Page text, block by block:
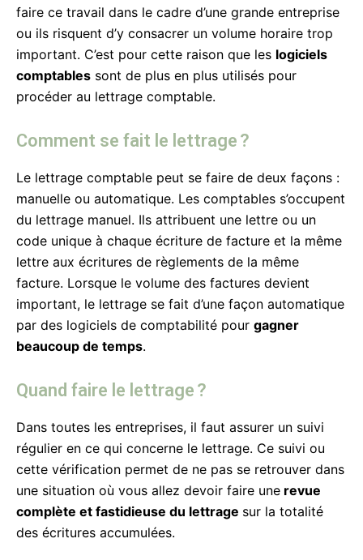
faire ce travail dans le cadre d’une grande entreprise
ou ils risquent d’y consacrer un volume horaire trop
important. C’est pour cette raison que les logiciels
comptables sont de plus en plus utilisés pour
procéder au lettrage comptable.
Comment se fait le lettrage ?
Le lettrage comptable peut se faire de deux façons :
manuelle ou automatique. Les comptables s’occupent
du lettrage manuel. Ils attribuent une lettre ou un
code unique à chaque écriture de facture et la même
lettre aux écritures de règlements de la même
facture. Lorsque le volume des factures devient
important, le lettrage se fait d’une façon automatique
par des logiciels de comptabilité pour gagner
beaucoup de temps.
Quand faire le lettrage ?
Dans toutes les entreprises, il faut assurer un suivi
régulier en ce qui concerne le lettrage. Ce suivi ou
cette vérification permet de ne pas se retrouver dans
une situation où vous allez devoir faire une revue
complète et fastidieuse du lettrage sur la totalité
des écritures accumulées.